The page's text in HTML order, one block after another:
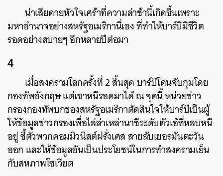
น่าเสียดายหัวใจเศร้าที่ความล่าช้านี้เกิดขึ้นเพราะ
มหาอำนาจอย่างสหรัฐอเมริกานี่เอง ที่ทำให้บาร์บีมีชีวิต
รอดอย่างสบายๆ อีกหลายปีต่อมา
4
เมื่อสงครามโลกครั้งที่ 2 สิ้นสุด บาร์บีโดนจับกุมโดย
กองทัพอังกฤษ แต่เขาหนีรอดมาได้ ณ จุดนี้ หน่วยข่าว
กรองกองทัพบกของสหรัฐอเมริกาตัดสินใจให้บาร์บีเป็นผู้
ให้ข้อมูลข่าวกรองเพื่อไล่ล่าเหล่านาซีระดับตัวเอ้ที่หลบหนี
อยู่ ชี้ตัวพวกคอมมิวนิสต์ฝรั่งเศส สายลับเยอรมันตะวัน
ออก และให้ข้อมูลอันเป็นประโยชน์ในการทำสงครามเย็น
กับสหภาพโซเวียต